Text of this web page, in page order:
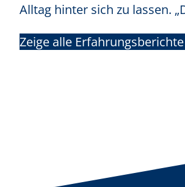
Alltag hinter sich zu lassen.
Zeige alle Erfahrungsberichte